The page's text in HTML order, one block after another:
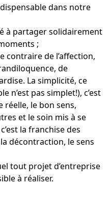
dans notre
à partager solidairement
;
contraire de l’affection,
de
La simplicité, ce
n’est pas simplet!), c’est
réelle, le bon sens,
et le soin mis à se
la franchise des
décontraction, le sens
tout projet d’entreprise
à réaliser.